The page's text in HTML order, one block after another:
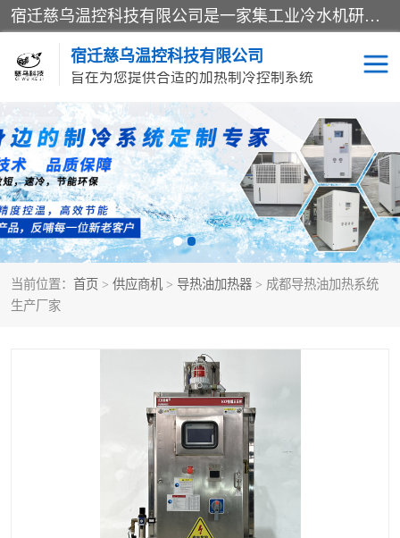
宿迁慈乌温控科技有限公司是一家集工业冷水机研发、制造、营销、服务于一体的技术生产型企业，经营范围包括：冷水机、螺杆式冷水机组、工业冷水机、水冷式冷水机、风冷式冷水机组、风冷螺杆式冷冻机组、冷冻机、注塑专用冷水机、混泥土专用冷水机、低温防爆冷水机组等。专业温控设备供应商 模温机/冷水机/导热油炉定制服务等
宿迁慈乌温控科技有限公司
旨在为您提供合适的加热制冷控制系统
当前位置： 首页 > 供应商机 > 导热油加热器 > 成都导热油加热系统
生产厂家
冷水机 模温机
导热油加热器